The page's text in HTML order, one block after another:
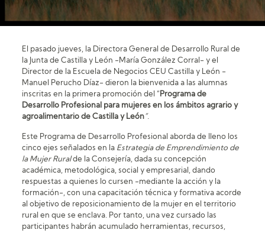
El pasado jueves, la Directora General de Desarrollo Rural de
la Junta de Castilla y León -María González Corral- y el
Director de la Escuela de Negocios CEU Castilla y León -
Manuel Perucho Díaz- dieron la bienvenida a las alumnas
inscritas en la primera promoción del “ Programa de
Desarrollo Profesional para mujeres en los ámbitos agrario y
agroalimentario de Castilla y León”.
Este Programa de Desarrollo Profesional aborda de lleno los
cinco ejes señalados en la Estrategia de Emprendimiento de
la Mujer Ruralde la Consejería, dada su concepción
académica, metodológica, social y empresarial, dando
respuestas a quienes lo cursen -mediante la acción y la
formación-, con una capacitación técnica y formativa acorde
al objetivo de reposicionamiento de la mujer en el territorio
rural en que se enclava. Por tanto, una vez cursado las
participantes habrán acumulado herramientas, recursos,